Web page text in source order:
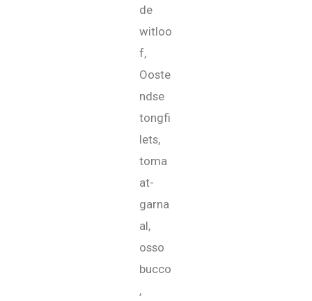
de
witloo
f,
Ooste
ndse
tongfi
lets,
toma
at-
garna
al,
osso
bucco
,